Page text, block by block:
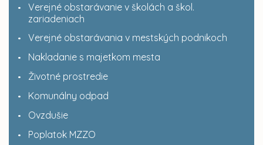
Verejné obstarávanie v školách a škol.
zariadeniach
Verejné obstarávania v mestských podnikoch
Nakladanie s majetkom mesta
Životné prostredie
Komunálny odpad
Ovzdušie
Poplatok MZZO